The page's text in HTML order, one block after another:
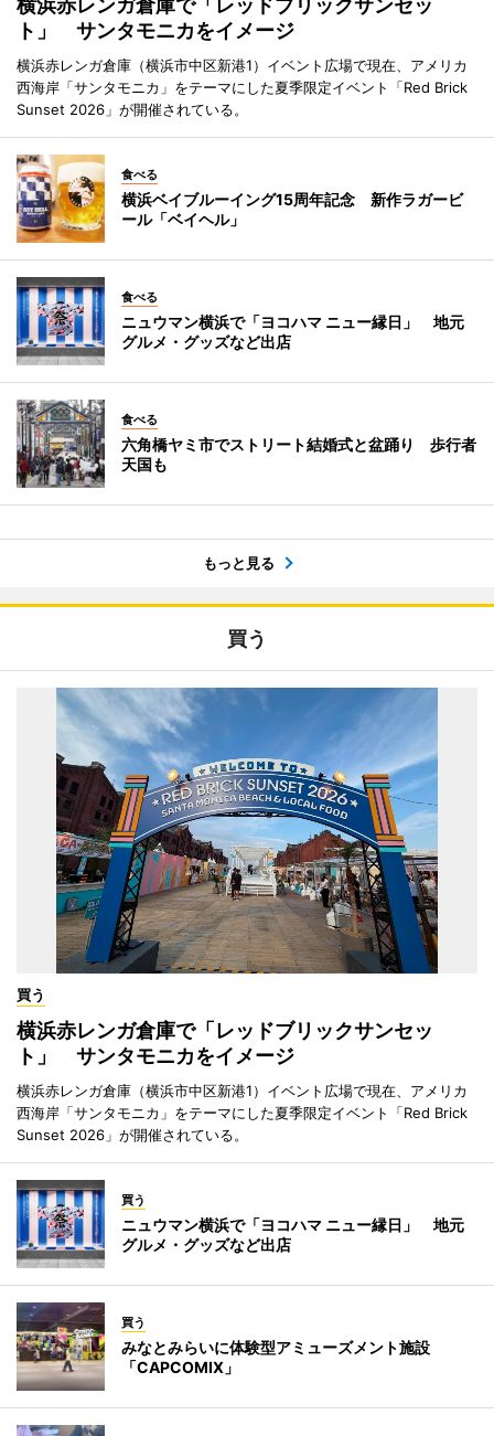
横浜赤レンガ倉庫で「レッドブリックサンセッ
ト」 サンタモニカをイメージ
横浜赤レンガ倉庫（横浜市中区新港1）イベント広場で現在、アメリカ
西海岸「サンタモニカ」をテーマにした夏季限定イベント「Red Brick
Sunset 2026」が開催されている。
食べる
横浜ベイブルーイング15周年記念 新作ラガービ
ール「ベイヘル」
食べる
ニュウマン横浜で「ヨコハマ ニュー縁日」 地元
グルメ・グッズなど出店
食べる
六角橋ヤミ市でストリート結婚式と盆踊り 歩行者
天国も
もっと見る
買う
買う
横浜赤レンガ倉庫で「レッドブリックサンセッ
ト」 サンタモニカをイメージ
横浜赤レンガ倉庫（横浜市中区新港1）イベント広場で現在、アメリカ
西海岸「サンタモニカ」をテーマにした夏季限定イベント「Red Brick
Sunset 2026」が開催されている。
買う
ニュウマン横浜で「ヨコハマ ニュー縁日」 地元
グルメ・グッズなど出店
買う
みなとみらいに体験型アミューズメント施設
「CAPCOMIX」